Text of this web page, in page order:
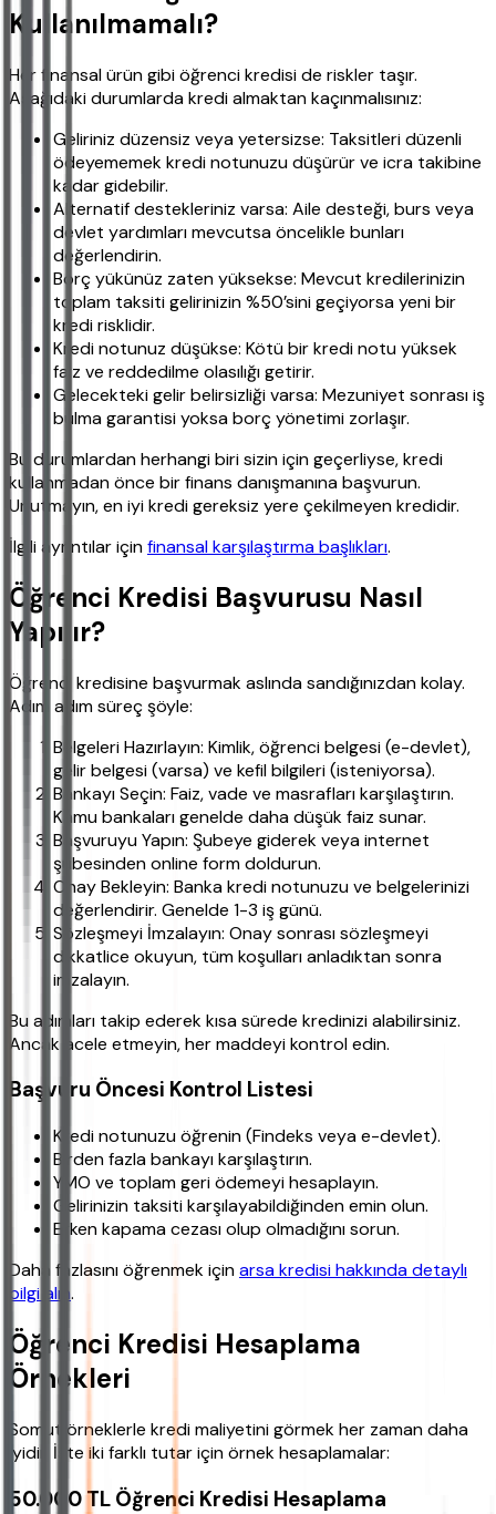
Kullanılmamalı?
Her finansal ürün gibi öğrenci kredisi de riskler taşır.
Aşağıdaki durumlarda kredi almaktan kaçınmalısınız:
Geliriniz düzensiz veya yetersizse: Taksitleri düzenli
ödeyememek kredi notunuzu düşürür ve icra takibine
kadar gidebilir.
Alternatif destekleriniz varsa: Aile desteği, burs veya
devlet yardımları mevcutsa öncelikle bunları
değerlendirin.
Borç yükünüz zaten yüksekse: Mevcut kredilerinizin
toplam taksiti gelirinizin %50’sini geçiyorsa yeni bir
kredi risklidir.
Kredi notunuz düşükse: Kötü bir kredi notu yüksek
faiz ve reddedilme olasılığı getirir.
Gelecekteki gelir belirsizliği varsa: Mezuniyet sonrası iş
bulma garantisi yoksa borç yönetimi zorlaşır.
Bu durumlardan herhangi biri sizin için geçerliyse, kredi
kullanmadan önce bir finans danışmanına başvurun.
Unutmayın, en iyi kredi gereksiz yere çekilmeyen kredidir.
İlgili ayrıntılar içinfinansal karşılaştırma başlıkları.
Öğrenci Kredisi Başvurusu Nasıl
Yapılır?
Öğrenci kredisine başvurmak aslında sandığınızdan kolay.
Adım adım süreç şöyle:
Belgeleri Hazırlayın: Kimlik, öğrenci belgesi (e-devlet),
gelir belgesi (varsa) ve kefil bilgileri (isteniyorsa).
Bankayı Seçin: Faiz, vade ve masrafları karşılaştırın.
Kamu bankaları genelde daha düşük faiz sunar.
Başvuruyu Yapın: Şubeye giderek veya internet
şubesinden online form doldurun.
Onay Bekleyin: Banka kredi notunuzu ve belgelerinizi
değerlendirir. Genelde 1-3 iş günü.
Sözleşmeyi İmzalayın: Onay sonrası sözleşmeyi
dikkatlice okuyun, tüm koşulları anladıktan sonra
imzalayın.
Bu adımları takip ederek kısa sürede kredinizi alabilirsiniz.
Ancak acele etmeyin, her maddeyi kontrol edin.
Başvuru Öncesi Kontrol Listesi
Kredi notunuzu öğrenin (Findeks veya e-devlet).
Birden fazla bankayı karşılaştırın.
YMO ve toplam geri ödemeyi hesaplayın.
Gelirinizin taksiti karşılayabildiğinden emin olun.
Erken kapama cezası olup olmadığını sorun.
Daha fazlasını öğrenmek içinarsa kredisi hakkında detaylı
bilgi alın.
Öğrenci Kredisi Hesaplama
Örnekleri
Somut örneklerle kredi maliyetini görmek her zaman daha
iyidir. İşte iki farklı tutar için örnek hesaplamalar:
50.000 TL Öğrenci Kredisi Hesaplama